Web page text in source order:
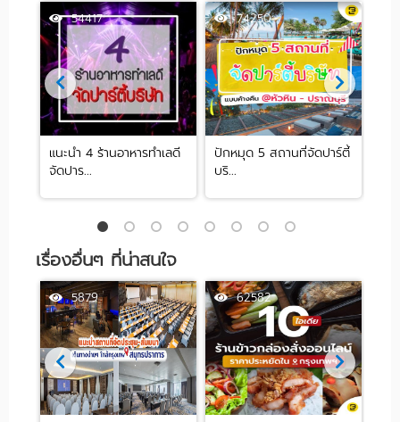
54417
แนะนำ 4 ร้านอาหารทำเลดี
จัดปาร...
74250
ปักหมุด 5 สถานที่จัดปาร์ตี้
บริ...
เรื่องอื่นๆ ที่น่าสนใจ
5879 62582